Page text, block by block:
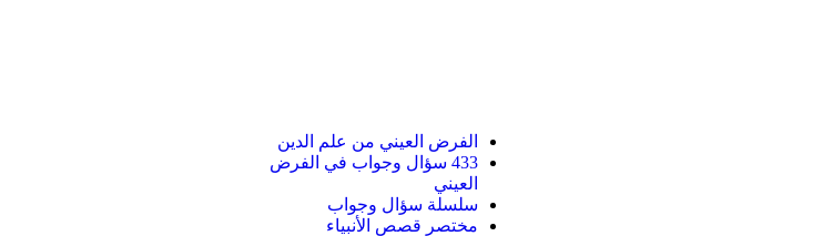
الفرض العيني من علم الدين
433 سؤال وجواب في الفرض
العيني
سلسلة سؤال وجواب
مختصر قصص الأنبياء